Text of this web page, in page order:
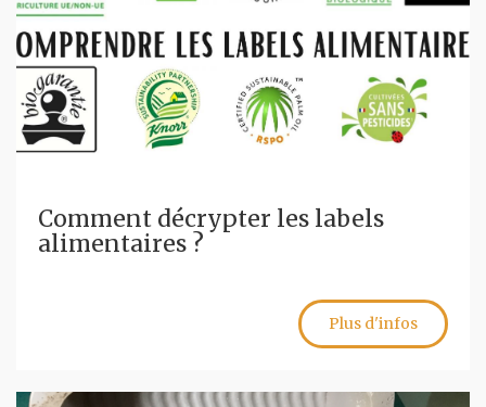
Comment décrypter les labels
alimentaires ?
Plus d'infos